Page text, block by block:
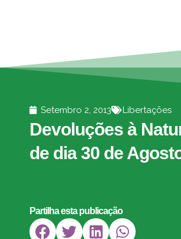
Setembro 2, 2013 Libertações
Devoluções à
de dia 30 de
Partilha esta publicação